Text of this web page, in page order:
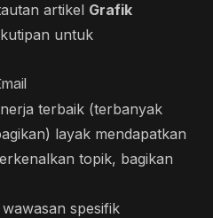
artikel Grafik
untuk
terbaik (terbanyak
layak mendapatkan
topik, bagikan
spesifik